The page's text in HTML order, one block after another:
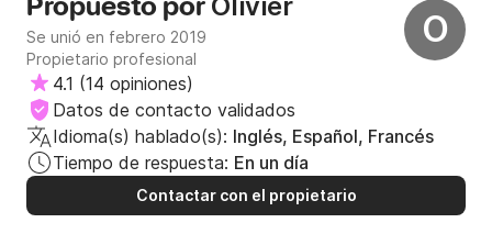
O
Propuesto por Olivier
Se unió en febrero 2019
Propietario profesional
4.1 (14 opiniones)
Datos de contacto validados
Idioma(s) hablado(s): Inglés, Español, Francés
Tiempo de respuesta: En un día
Contactar con el propietario